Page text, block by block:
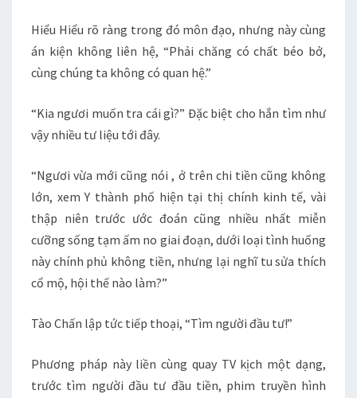
Hiểu Hiểu rõ ràng trong đó môn đạo, nhưng này cùng
án kiện không liên hệ, “Phải chăng có chất béo bở,
cùng chúng ta không có quan hệ.”
“Kia ngươi muốn tra cái gì?” Đặc biệt cho hắn tìm như
vậy nhiều tư liệu tới đây.
“Ngươi vừa mới cũng nói , ở trên chi tiền cũng không
lớn, xem Y thành phố hiện tại thị chính kinh tế, vài
thập niên trước ước đoán cũng nhiều nhất miễn
cưỡng sống tạm ấm no giai đoạn, dưới loại tình huống
này chính phủ không tiền, nhưng lại nghĩ tu sửa thích
cổ mộ, hội thế nào làm?”
Tào Chấn lập tức tiếp thoại, “Tìm người đầu tư!”
Phương pháp này liền cùng quay TV kịch một dạng,
trước tìm người đầu tư đầu tiền, phim truyền hình